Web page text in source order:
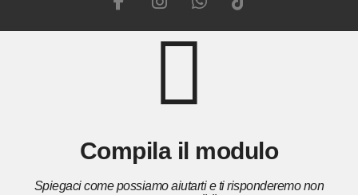
Compila il modulo
Spiegaci come possiamo aiutarti e ti risponderemo non